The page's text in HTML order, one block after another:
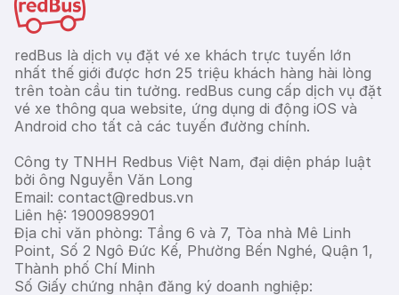
redBus là dịch vụ đặt vé xe khách trực tuyến lớn
nhất thế giới được hơn 25 triệu khách hàng hài lòng
trên toàn cầu tin tưởng. redBus cung cấp dịch vụ đặt
vé xe thông qua website, ứng dụng di động iOS và
Android cho tất cả các tuyến đường chính.
Công ty TNHH Redbus Việt Nam, đại diện pháp luật
bởi ông Nguyễn Văn Long
Email: contact@redbus.vn
Liên hệ: 1900989901
Địa chỉ văn phòng: Tầng 6 và 7, Tòa nhà Mê Linh
Point, Số 2 Ngô Đức Kế, Phường Bến Nghé, Quận 1,
Thành phố Chí Minh
Số Giấy chứng nhận đăng ký doanh nghiệp: